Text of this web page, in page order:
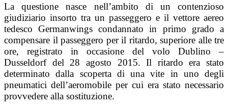
La questione nasce nell’ambito di un contenzioso
giudiziario insorto tra un passeggero e il vettore aereo
tedesco Germanwings condannato in primo grado a
compensare il passeggero per il ritardo, superiore alle tre
ore, registrato in occasione del volo Dublino –
Dusseldorf del 28 agosto 2015. Il ritardo era stato
determinato dalla scoperta di una vite in uno degli
pneumatici dell’aeromobile per cui era stato necessario
provvedere alla sostituzione.